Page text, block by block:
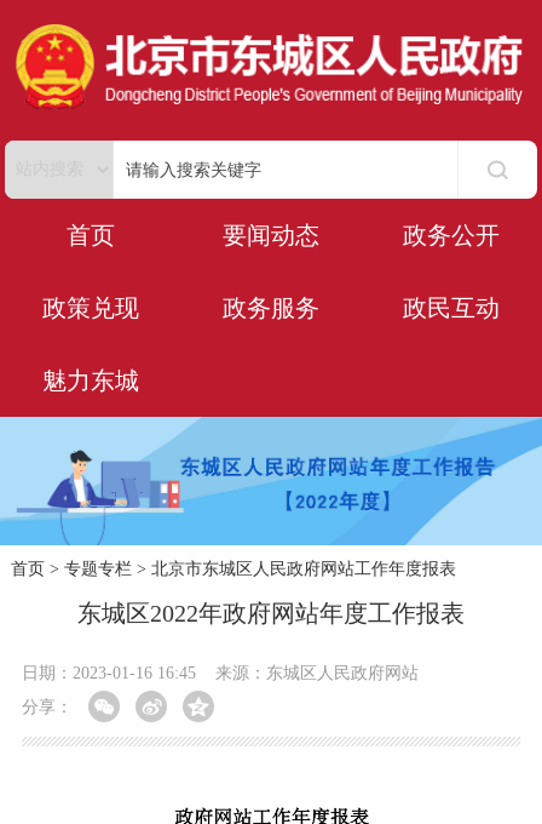
首页 要闻动态 政务公开
政策兑现 政务服务 政民互动
魅力东城
首页 > 专题专栏> 北京市东城区人民政府网站工作年度报表
东城区2022年政府网站年度工作报表
日期：2023-01-16 16:45
来源：东城区人民政府网站
分享：